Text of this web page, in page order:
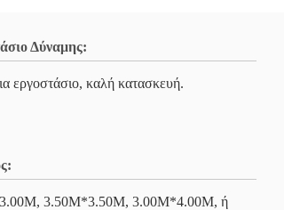
Δύναμης:
εργοστάσιο, καλή κατασκευή.
3.50M*3.50M, 3.00M*4.00M, ή